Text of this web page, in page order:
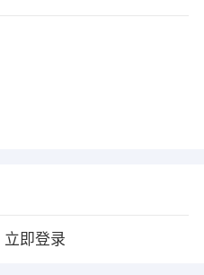
立即登录